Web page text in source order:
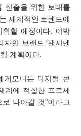
진출을 위한 토대를
세계적인 트렌드에
획할 예정이다. 이밖
자인 브랜드 '팬시멘
계획이다.
게모니는 디지털 콘
계에 적합한 프로세
나아갈 것"이라고